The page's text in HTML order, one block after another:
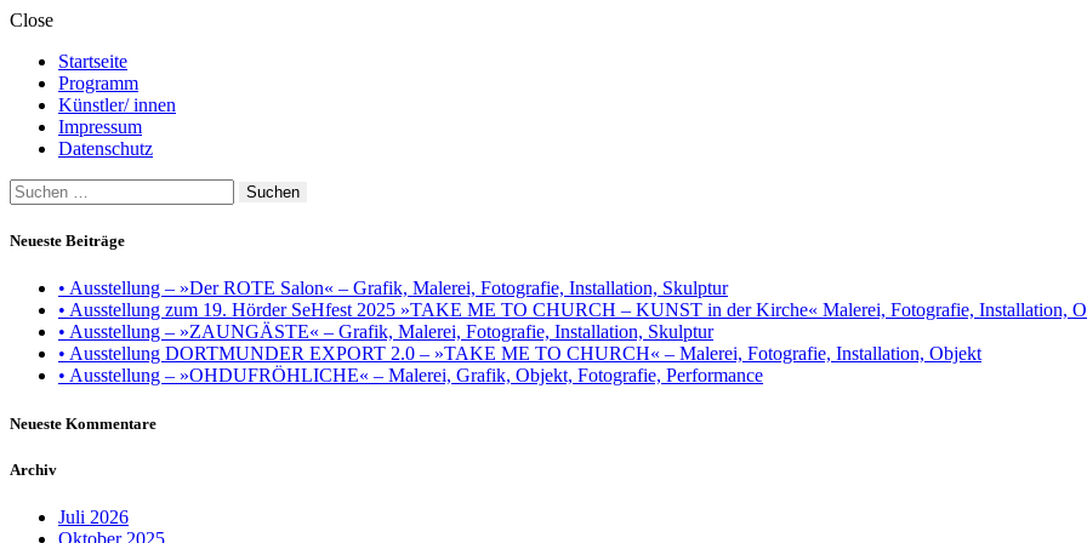
Close
Startseite
Programm
Künstler/ innen
Impressum
Datenschutz
Suchen
nach:
Neueste Beiträge
• Ausstellung – »Der ROTE Salon« – Grafik, Malerei, Fotografie, Installation, Skulptur
• Ausstellung zum 19. Hörder SeHfest 2025 »TAKE ME TO CHURCH – KUNST in der Kirche« Malerei, Fotografie, Installation,
• Ausstellung – »ZAUNGÄSTE« – Grafik, Malerei, Fotografie, Installation, Skulptur
• Ausstellung DORTMUNDER EXPORT 2.0 – »TAKE ME TO CHURCH« – Malerei, Fotografie, Installation, Objekt
• Ausstellung – »OHDUFRÖHLICHE« – Malerei, Grafik, Objekt, Fotografie, Performance
Neueste Kommentare
Archiv
Juli 2026
Oktober 2025